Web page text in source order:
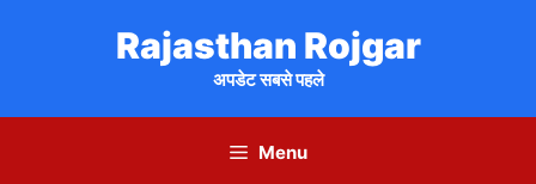
Rajasthan Rojgar
अपडेट सबसे पहले
Menu